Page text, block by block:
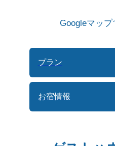
Googleマップ
プラン
お宿情報